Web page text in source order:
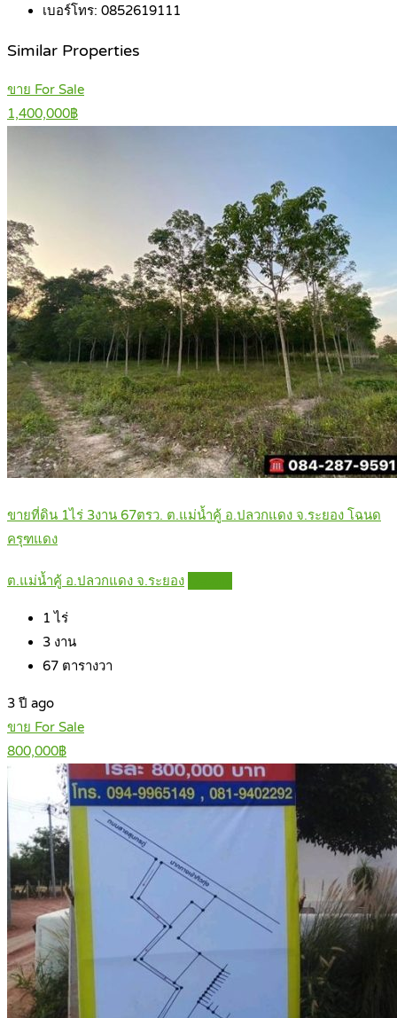
เบอร์โทร: 0852619111
Similar Properties
ขาย For Sale
1,400,000฿
ขายที่ดิน 1ไร่ 3งาน 67ตรว. ต.แม่น้ำคู้ อ.ปลวกแดง จ.ระยอง โฉนด
ครุฑแดง
ต.แม่น้ำคู้ อ.ปลวกแดง จ.ระยอง
1 ไร่
3 งาน
67 ตารางวา
3 ปี ago
ขาย For Sale
800,000฿